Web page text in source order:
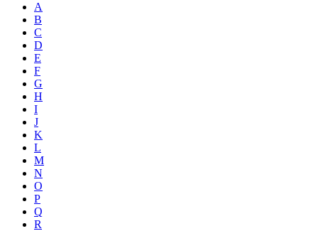
A
B
C
D
E
F
G
H
I
J
K
L
M
N
O
P
Q
R